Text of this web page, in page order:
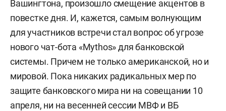
Вашингтона, произошло смещение акцентов в
повестке дня. И, кажется, самым волнующим
для участников встречи стал вопрос об угрозе
нового чат-бота «Mythos» для банковской
системы. Причем не только американской, но и
мировой. Пока никаких радикальных мер по
защите банковского мира ни на совещании 10
апреля, ни на весенней сессии МВФ и ВБ